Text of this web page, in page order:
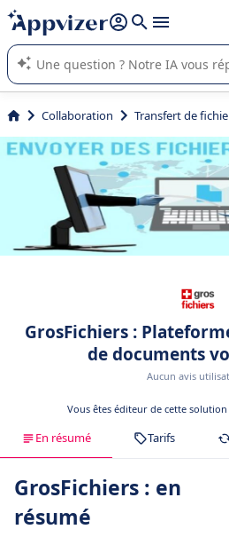
répondre (plusieurs lignes avec
L'IA de Appvizer vous guide dans
logiciel SaaS en entreprise.
Collaboration Transfert de
GrosFichiers :
de documents
Aucun avis
Vous êtes éditeur de cette solution
En résumé Tarifs
GrosFichiers : en
résumé